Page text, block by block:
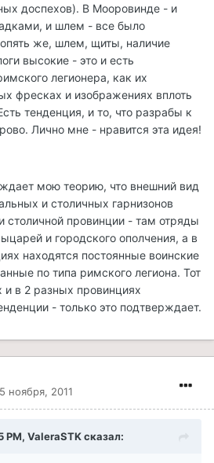
доспехов). В Мооровинде - и
и шлем - все было
же, шлем, щиты, наличие
высокие - это и есть
легионера, как их
фресках и изображениях вплоть
тенденция, и то, что разрабы к
Лично мне - нравится эта идея!
мою теорию, что внешний вид
и столичных гарнизонов
столичной провинции - там отряды
и городского ополчения, а в
находятся постоянные воинские
по типа римского легиона. Тот
и в 2 разных провинциях
- только это подтверждает.
ноября, 2011
PM, ValeraSTK сказал: